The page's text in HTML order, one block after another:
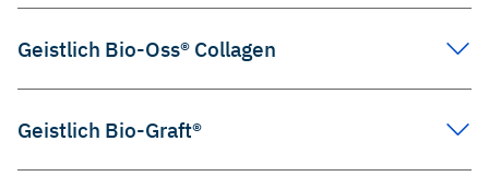
Geistlich Bio-Oss® Collagen
Geistlich Bio-Graft®